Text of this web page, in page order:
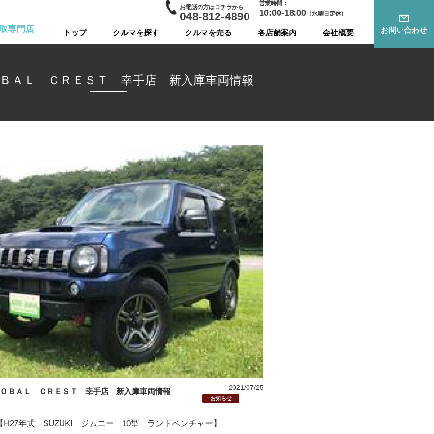
専門店
お電話の方はコチラから
048-812-4890
営業時間：
10:00-18:00 （水曜日定休）
トップ クルマを探す クルマを売る 各店舗案内 会社概要 お問い合わせ
ＡＬ ＣＲＥＳＴ 幸手店 新入庫車両情報
ＢＡＬ ＣＲＥＳＴ 幸手店 新入庫車両情報 2021/07/25
お知らせ
H27年式 SUZUKI ジムニー 10型 ランドベンチャー】